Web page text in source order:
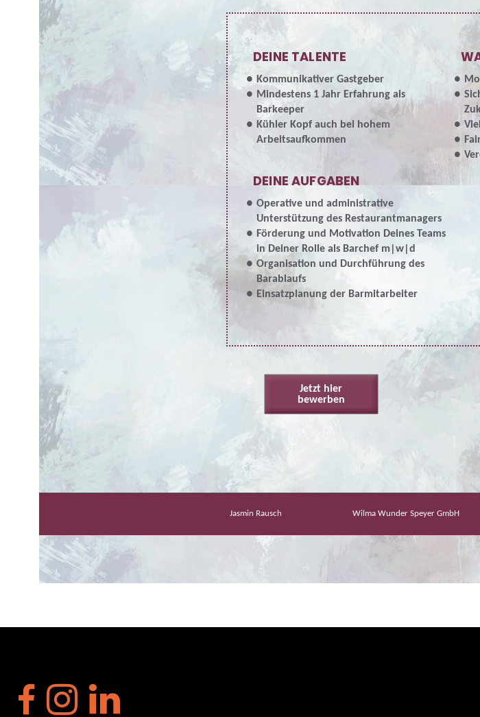
DEINE TALENTE
Kommunikativer Gastgeber
Mindestens 1 Jahr Erfahrung als
Barkeeper
Kühler Kopf auch bei hohem
Arbeitsaufkommen
DEINE AUFGABEN
Operative und administrative
Unterstützung des Restaurantmanagers
Förderung und Motivation Deines Teams
in Deiner Rolle als Barchef m|w|d
Organisation und Durchführung des
Barablaufs
Einsatzplanung der Barmitarbeiter
Jetzt hier
bewerben
Jasmin Rausch Wilma Wunder Speyer GmbH